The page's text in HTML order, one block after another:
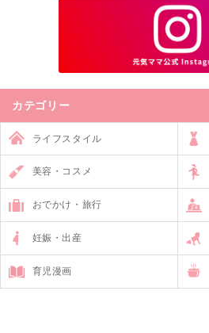
カテゴリー
ライフスタイル
美容・コスメ
おでかけ・旅行
妊娠・出産
育児漫画